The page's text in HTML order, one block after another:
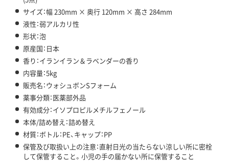
サイズ：幅 230mm × 奥行 120mm × 高さ 284mm
液性：弱アルカリ性
形状：泡
原産国：日本
香り：イランイラン＆ラベンダーの香り
内容量：5kg
販売名：ウォシュボンSフォーム
薬事分類：医薬部外品
有効成分：イソプロピルメチルフェノール
本体/詰め替え：詰め替え
材質：ボトル：PE、キャップ：PP
保管及び取扱い上の注意：直射日光の当たらない涼しい所に密栓
して保管すること。小児の手の届かない所に保管すること